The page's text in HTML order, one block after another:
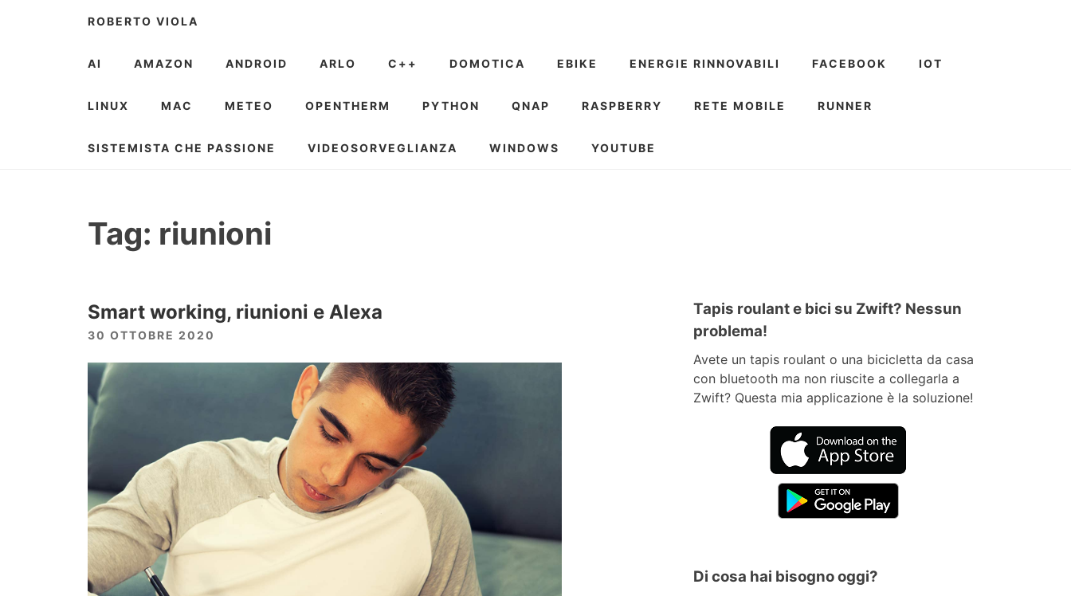
ROBERTO VIOLA
AI AMAZON ANDROID ARLO C++ DOMOTICA EBIKE ENERGIE RINNOVABILI FACEBOOK IOT
LINUX MAC METEO OPENTHERM PYTHON QNAP RASPBERRY RETE MOBILE RUNNER
SISTEMISTA CHE PASSIONE VIDEOSORVEGLIANZA WINDOWS YOUTUBE
Tag: riunioni
Smart working, riunioni e Alexa
30 OTTOBRE 2020
Tapis roulant e bici su Zwift? Nessun
problema!
Avete un tapis roulant o una bicicletta da casa
con bluetooth ma non riuscite a collegarla a
Zwift? Questa mia applicazione è la soluzione!
Di cosa hai bisogno oggi?